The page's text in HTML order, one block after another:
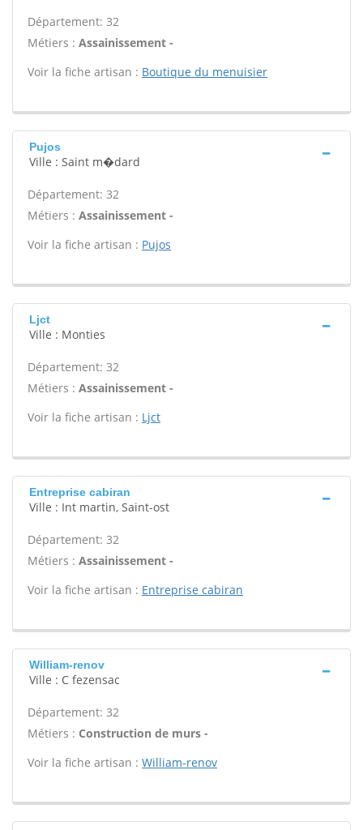
Département: 32
Métiers : Assainissement -
Voir la fiche artisan : Boutique du menuisier
Pujos
Ville : Saint m�dard
Département: 32
Métiers : Assainissement -
Voir la fiche artisan : Pujos
Ljct
Ville : Monties
Département: 32
Métiers : Assainissement -
Voir la fiche artisan : Ljct
Entreprise cabiran
Ville : Int martin, Saint-ost
Département: 32
Métiers : Assainissement -
Voir la fiche artisan : Entreprise cabiran
William-renov
Ville : C fezensac
Département: 32
Métiers : Construction de murs -
Voir la fiche artisan : William-renov